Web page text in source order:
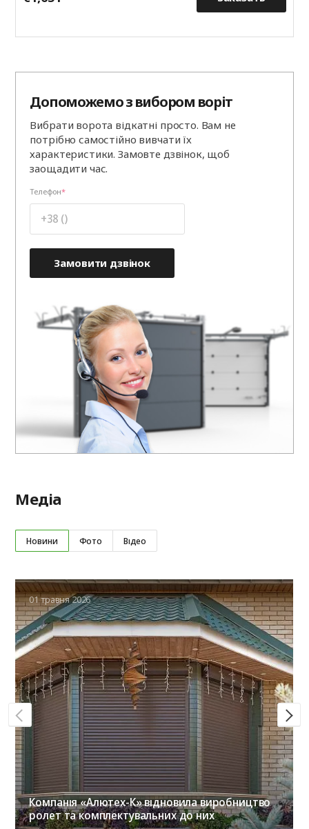
Допоможемо з вибором воріт
Вибрати ворота відкатні просто. Вам не
потрібно самостійно вивчати їх
характеристики. Замовте дзвінок, щоб
заощадити час.
Телефон
Замовити дзвінок
Медіа
Новини Фото Відео
01 травня 2026
Компанія «Алютех-К» відновила виробництво
ролет та комплектувальних до них